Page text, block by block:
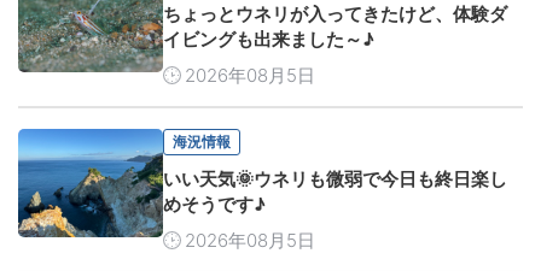
ちょっとウネリが入ってきたけど、体験ダ
イビングも出来ました～♪
2026年08月5日
海況情報
いい天気🌞ウネリも微弱で今日も終日楽し
めそうです♪
2026年08月5日